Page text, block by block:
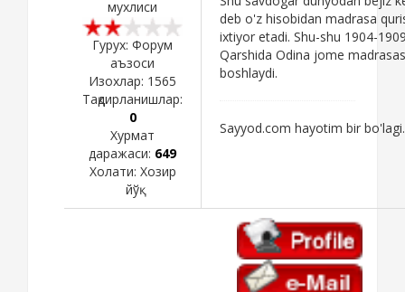
мухлиси
Гурух: Форум
аъзоси
Изохлар: 1565
Тақдирланишлар:
0
Хурмат
даражаси: 649
Холати: Хозир
йўқ
deb o'z hisobidan madrasa
ixtiyor etadi. Shu-shu 1904-
Qarshida Odina jome
boshlaydi.
Sayyod.com hayotim bir bo'lagi.